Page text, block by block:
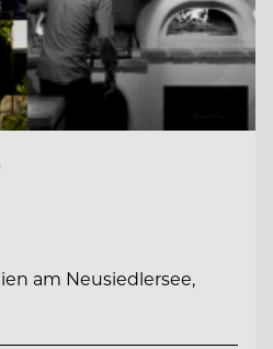
am Neusiedlersee,